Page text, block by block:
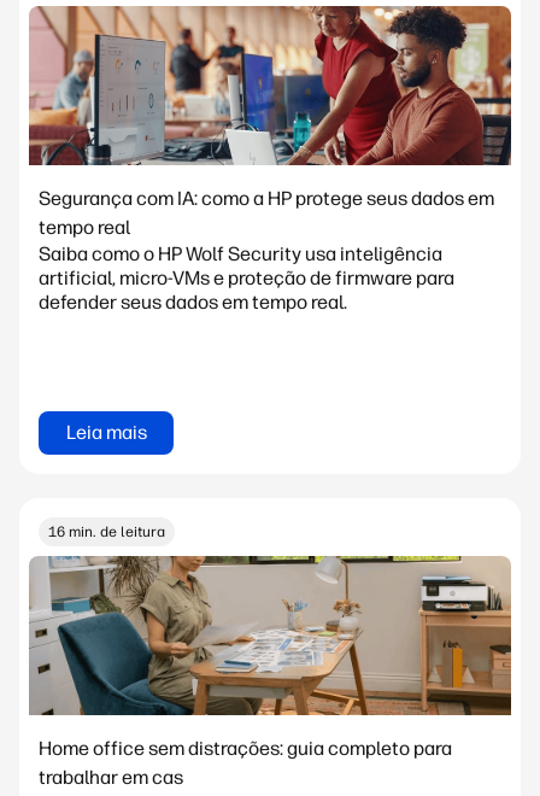
Segurança com IA: como a HP protege seus dados em
tempo real
Saiba como o HP Wolf Security usa inteligência
artificial, micro-VMs e proteção de firmware para
defender seus dados em tempo real.
Leia mais
16 min. de leitura
Home office sem distrações: guia completo para
trabalhar em cas